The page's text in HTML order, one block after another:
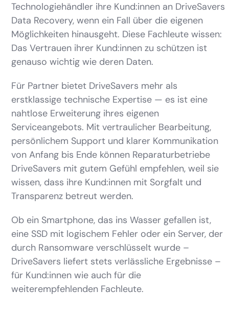
Technologiehändler ihre Kund:innen an DriveSavers
Data Recovery, wenn ein Fall über die eigenen
Möglichkeiten hinausgeht. Diese Fachleute wissen:
Das Vertrauen ihrer Kund:innen zu schützen ist
genauso wichtig wie deren Daten.
Für Partner bietet DriveSavers mehr als
erstklassige technische Expertise — es ist eine
nahtlose Erweiterung ihres eigenen
Serviceangebots. Mit vertraulicher Bearbeitung,
persönlichem Support und klarer Kommunikation
von Anfang bis Ende können Reparaturbetriebe
DriveSavers mit gutem Gefühl empfehlen, weil sie
wissen, dass ihre Kund:innen mit Sorgfalt und
Transparenz betreut werden.
Ob ein Smartphone, das ins Wasser gefallen ist,
eine SSD mit logischem Fehler oder ein Server, der
durch Ransomware verschlüsselt wurde –
DriveSavers liefert stets verlässliche Ergebnisse –
für Kund:innen wie auch für die
weiterempfehlenden Fachleute.